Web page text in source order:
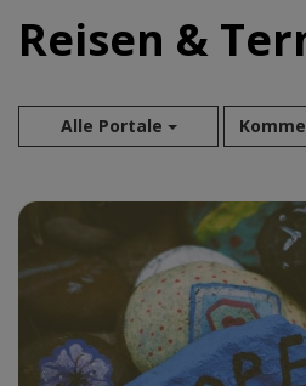
Reisen &
Alle Portale
Aug
Sep
Okt
Nov
Dez
Jan